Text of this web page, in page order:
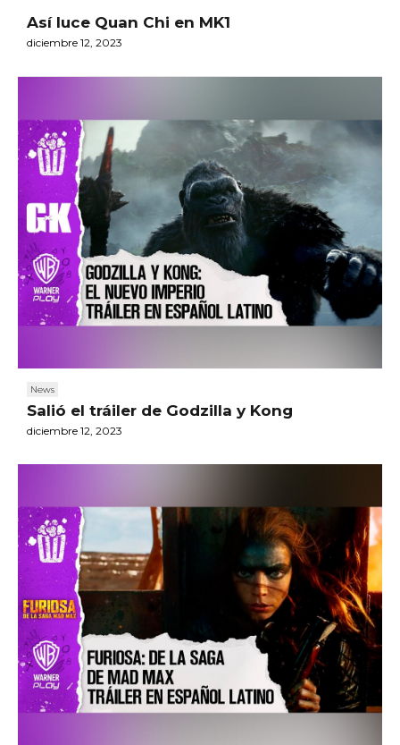
Así luce Quan Chi en MK1
diciembre 12, 2023
News
Salió el tráiler de Godzilla y Kong
diciembre 12, 2023